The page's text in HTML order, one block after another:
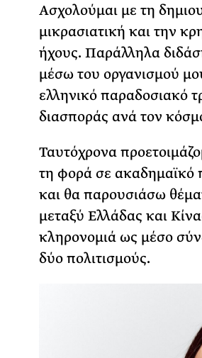
Ασχολούμαι με τη
μικρασιατική και την
ήχους. Παράλληλα
μέσω του οργανισμού
ελληνικό παραδοσιακό
διασποράς ανά τον
Ταυτόχρονα
τη φορά σε ακαδημαϊκό
και θα παρουσιάσω
μεταξύ Ελλάδας και
κληρονομιά ως μέσο
δύο πολιτισμούς.